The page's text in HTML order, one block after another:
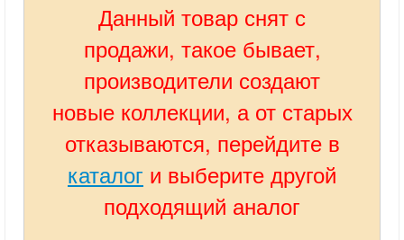
Данный товар снят с
продажи, такое бывает,
производители создают
новые коллекции, а от старых
отказываются, перейдите в
каталог и выберите другой
подходящий аналог